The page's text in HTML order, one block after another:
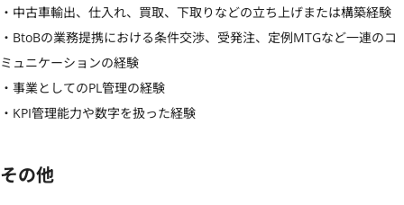
・中古車輸出、仕入れ、買取、下取りなどの立ち上げまたは構築経験
・BtoBの業務提携における条件交渉、受発注、定例MTGなど一連のコ
ミュニケーションの経験
・事業としてのPL管理の経験
・KPI管理能力や数字を扱った経験
その他